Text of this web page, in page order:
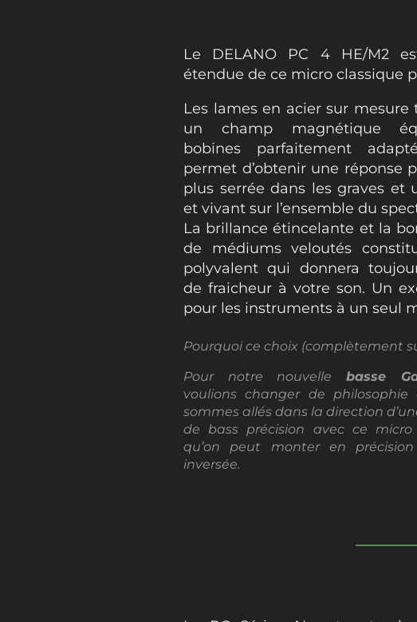
Le DELANO PC 4 HE/M2
étendue de ce micro classique
Les lames en acier sur mesure
un champ magnétique
bobines parfaitement
permet d’obtenir une réponse
plus serrée dans les graves et
et vivant sur l’ensemble du
La brillance étincelante et la
de médiums veloutés
polyvalent qui donnera
de fraicheur à votre son. Un
pour les instruments à un seul
Pourquoi ce choix (complètement
Pour notre nouvelle basse
voulions changer de philosophie
sommes allés dans la direction
de bass précision avec ce micro
qu’on peut monter en
inversée.